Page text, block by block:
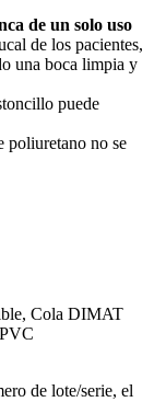
de un solo uso
de los pacientes,
una boca limpia y
puede
poliuretano no se
Cola DIMAT
de lote/serie, el